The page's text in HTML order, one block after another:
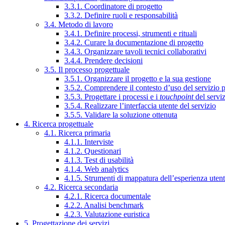
3.3.1. Coordinatore di progetto
3.3.2. Definire ruoli e responsabilità
3.4. Metodo di lavoro
3.4.1. Definire processi, strumenti e rituali
3.4.2. Curare la documentazione di progetto
3.4.3. Organizzare tavoli tecnici collaborativi
3.4.4. Prendere decisioni
3.5. Il processo progettuale
3.5.1. Organizzare il progetto e la sua gestione
3.5.2. Comprendere il contesto d’uso del servizio
3.5.3. Progettare i processi e i touchpointdel
3.5.4. Realizzare l’interfaccia utente del servizio
3.5.5. Validare la soluzione ottenuta
4. Ricerca progettuale
4.1. Ricerca primaria
4.1.1. Interviste
4.1.2. Questionari
4.1.3. Test di usabilità
4.1.4. Web analytics
4.1.5. Strumenti di mappatura dell’esperienza
4.2. Ricerca secondaria
4.2.1. Ricerca documentale
4.2.2. Analisi benchmark
4.2.3. Valutazione euristica
5. Progettazione dei servizi